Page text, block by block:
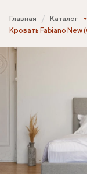
Главная Каталог
Кровать Fabiano New